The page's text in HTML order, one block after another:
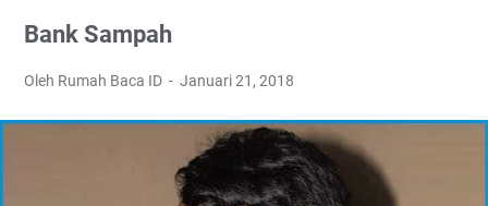
Bank Sampah
Oleh Rumah Baca ID Januari 21, 2018